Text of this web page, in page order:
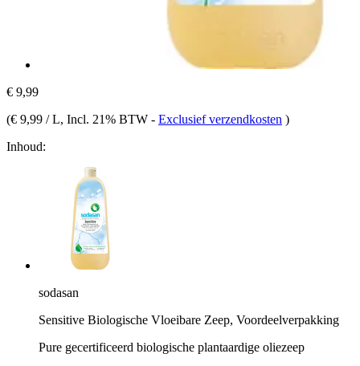
€ 9,99
(€ 9,99 / L, Incl. 21% BTW - Exclusief verzendkosten )
Inhoud:
sodasan
Sensitive Biologische Vloeibare Zeep, Voordeelverpakking
Pure gecertificeerd biologische plantaardige oliezeep